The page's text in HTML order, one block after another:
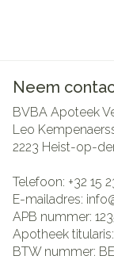
Neem
BVBA Apoteek
Leo
2223 Heist-op-
Telefoon: +32 15
E-mailadres:
APB nummer:
Apotheek titularis:
BTW nummer: